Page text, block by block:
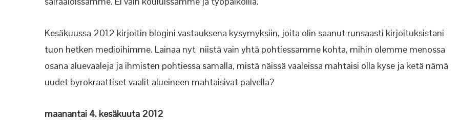
Kesäkuussa 2012 kirjoitin blogini vastauksena kysymyksiin, joita olin saanut runsaasti kirjoituksistani
tuon hetken medioihimme. Lainaa nyt niistä vain yhtä pohtiessamme kohta, mihin olemme menossa
osana aluevaaleja ja ihmisten pohtiessa samalla, mistä näissä vaaleissa mahtaisi olla kyse ja ketä nämä
uudet byrokraattiset vaalit alueineen mahtaisivat palvella?
maanantai 4. kesäkuuta 2012